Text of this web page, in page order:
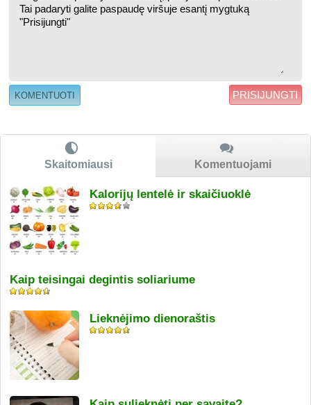
PRISIJUNGTI
Skaitomiausi Komentuojami
Kalorijų lentelė ir skaičiuoklė
Kaip teisingai degintis soliariume
Lieknėjimo dienoraštis